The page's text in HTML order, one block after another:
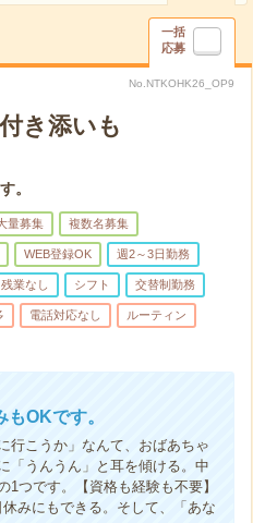
一括
応募
No.NTKOHK26_OP9
き添いも
。
量募集 複数名募集
WEB登録OK 週2～3日勤務
残業なし シフト 交替制勤務
電話対応なし ルーティン
OKです。
行こうか」なんて、おばあちゃ
「うんうん」と耳を傾ける。中
つです。【資格も経験も不要】
みにもできる。そして、「あな